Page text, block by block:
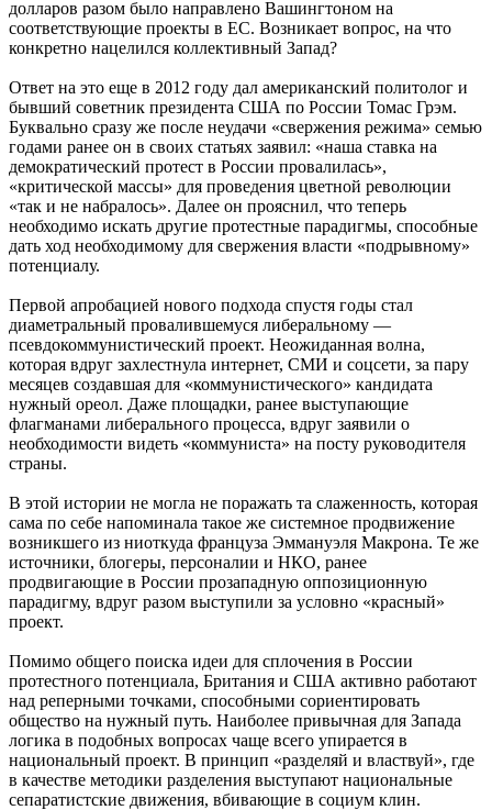
долларов разом было направлено Вашингтоном на
соответствующие проекты в ЕС. Возникает вопрос, на что
конкретно нацелился коллективный Запад?
Ответ на это еще в 2012 году дал американский политолог и
бывший советник президента США по России Томас Грэм.
Буквально сразу же после неудачи «свержения режима» семью
годами ранее он в своих статьях заявил: «наша ставка на
демократический протест в России провалилась»,
«критической массы» для проведения цветной революции
«так и не набралось». Далее он прояснил, что теперь
необходимо искать другие протестные парадигмы, способные
дать ход необходимому для свержения власти «подрывному»
потенциалу.
Первой апробацией нового подхода спустя годы стал
диаметральный провалившемуся либеральному —
псевдокоммунистический проект. Неожиданная волна,
которая вдруг захлестнула интернет, СМИ и соцсети, за пару
месяцев создавшая для «коммунистического» кандидата
нужный ореол. Даже площадки, ранее выступающие
флагманами либерального процесса, вдруг заявили о
необходимости видеть «коммуниста» на посту руководителя
страны.
В этой истории не могла не поражать та слаженность, которая
сама по себе напоминала такое же системное продвижение
возникшего из ниоткуда француза Эммануэля Макрона. Те же
источники, блогеры, персоналии и НКО, ранее
продвигающие в России прозападную оппозиционную
парадигму, вдруг разом выступили за условно «красный»
проект.
Помимо общего поиска идеи для сплочения в России
протестного потенциала, Британия и США активно работают
над реперными точками, способными сориентировать
общество на нужный путь. Наиболее привычная для Запада
логика в подобных вопросах чаще всего упирается в
национальный проект. В принцип «разделяй и властвуй», где
в качестве методики разделения выступают национальные
сепаратистские движения, вбивающие в социум клин.